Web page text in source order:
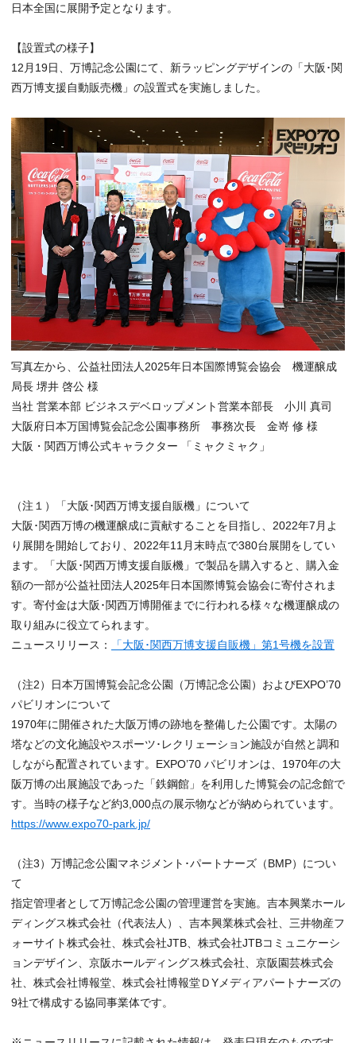
日本全国に展開予定となります。
【設置式の様子】
12月19日、万博記念公園にて、新ラッピングデザインの「大阪･関
西万博支援自動販売機」の設置式を実施しました。
写真左から、公益社団法人2025年日本国際博覧会協会 機運醸成
局長 堺井 啓公 様
当社 営業本部 ビジネスデベロップメント営業本部長 小川 真司
大阪府日本万国博覧会記念公園事務所 事務次長 金嵜 修 様
大阪・関西万博公式キャラクター 「ミャクミャク」
（注１）「大阪･関西万博支援自販機」について
大阪･関西万博の機運醸成に貢献することを目指し、2022年7月よ
り展開を開始しており、2022年11月末時点で380台展開をしてい
ます。「大阪･関西万博支援自販機」で製品を購入すると、購入金
額の一部が公益社団法人2025年日本国際博覧会協会に寄付されま
す。寄付金は大阪･関西万博開催までに行われる様々な機運醸成の
取り組みに役立てられます。
ニュースリリース：
「大阪･関西万博支援自販機」第1号機を設置
（注2）日本万国博覧会記念公園（万博記念公園）およびEXPO’70
パビリオンについて
1970年に開催された大阪万博の跡地を整備した公園です。太陽の
塔などの文化施設やスポーツ･レクリェーション施設が自然と調和
しながら配置されています。EXPO’70 パビリオンは、1970年の大
阪万博の出展施設であった「鉄鋼館」を利用した博覧会の記念館で
す。当時の様子など約3,000点の展示物などが納められています。
https://www.expo70-park.jp/
（注3）万博記念公園マネジメント･パートナーズ（BMP）につい
て
指定管理者として万博記念公園の管理運営を実施。吉本興業ホール
ディングス株式会社（代表法人）、吉本興業株式会社、三井物産フ
ォーサイト株式会社、株式会社JTB、株式会社JTBコミュニケーシ
ョンデザイン、京阪ホールディングス株式会社、京阪園芸株式会
社、株式会社博報堂、株式会社博報堂ＤYメディアパートナーズの
9社で構成する協同事業体です。